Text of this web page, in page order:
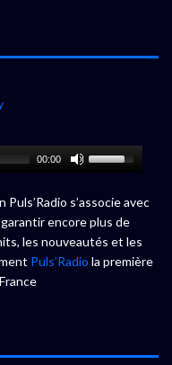
00:00
s’associe avec
encore plus de
les nouveautés et les
Puls’Radio la première